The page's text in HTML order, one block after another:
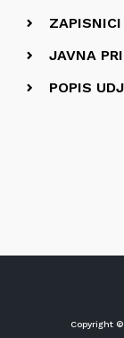
JAVNA
POPIS
Copyright ©